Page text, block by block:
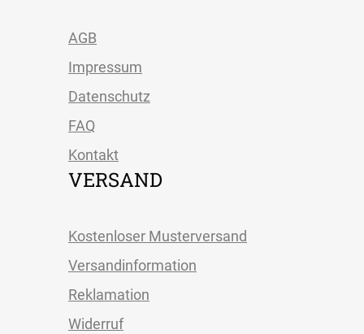
AGB
Impressum
Datenschutz
FAQ
Kontakt
VERSAND
Kostenloser Musterversand
Versandinformation
Reklamation
Widerruf